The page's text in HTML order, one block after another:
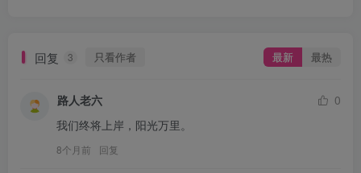
回复 3 只看作者 最新 最热
路人老六
0
我们终将上岸，阳光万里。
8个月前 回复